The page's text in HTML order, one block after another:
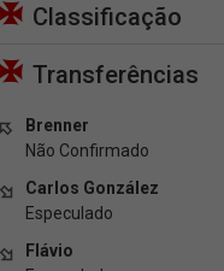
Classificação
Transferências
Brenner
Não Confirmado
Carlos González
Especulado
Flávio